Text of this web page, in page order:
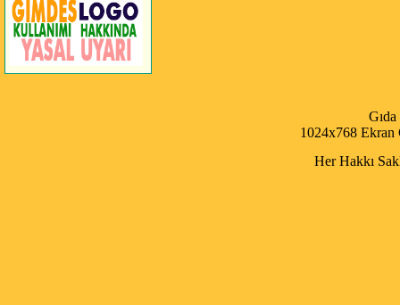
1024x768 Ekran
Her Hakkı